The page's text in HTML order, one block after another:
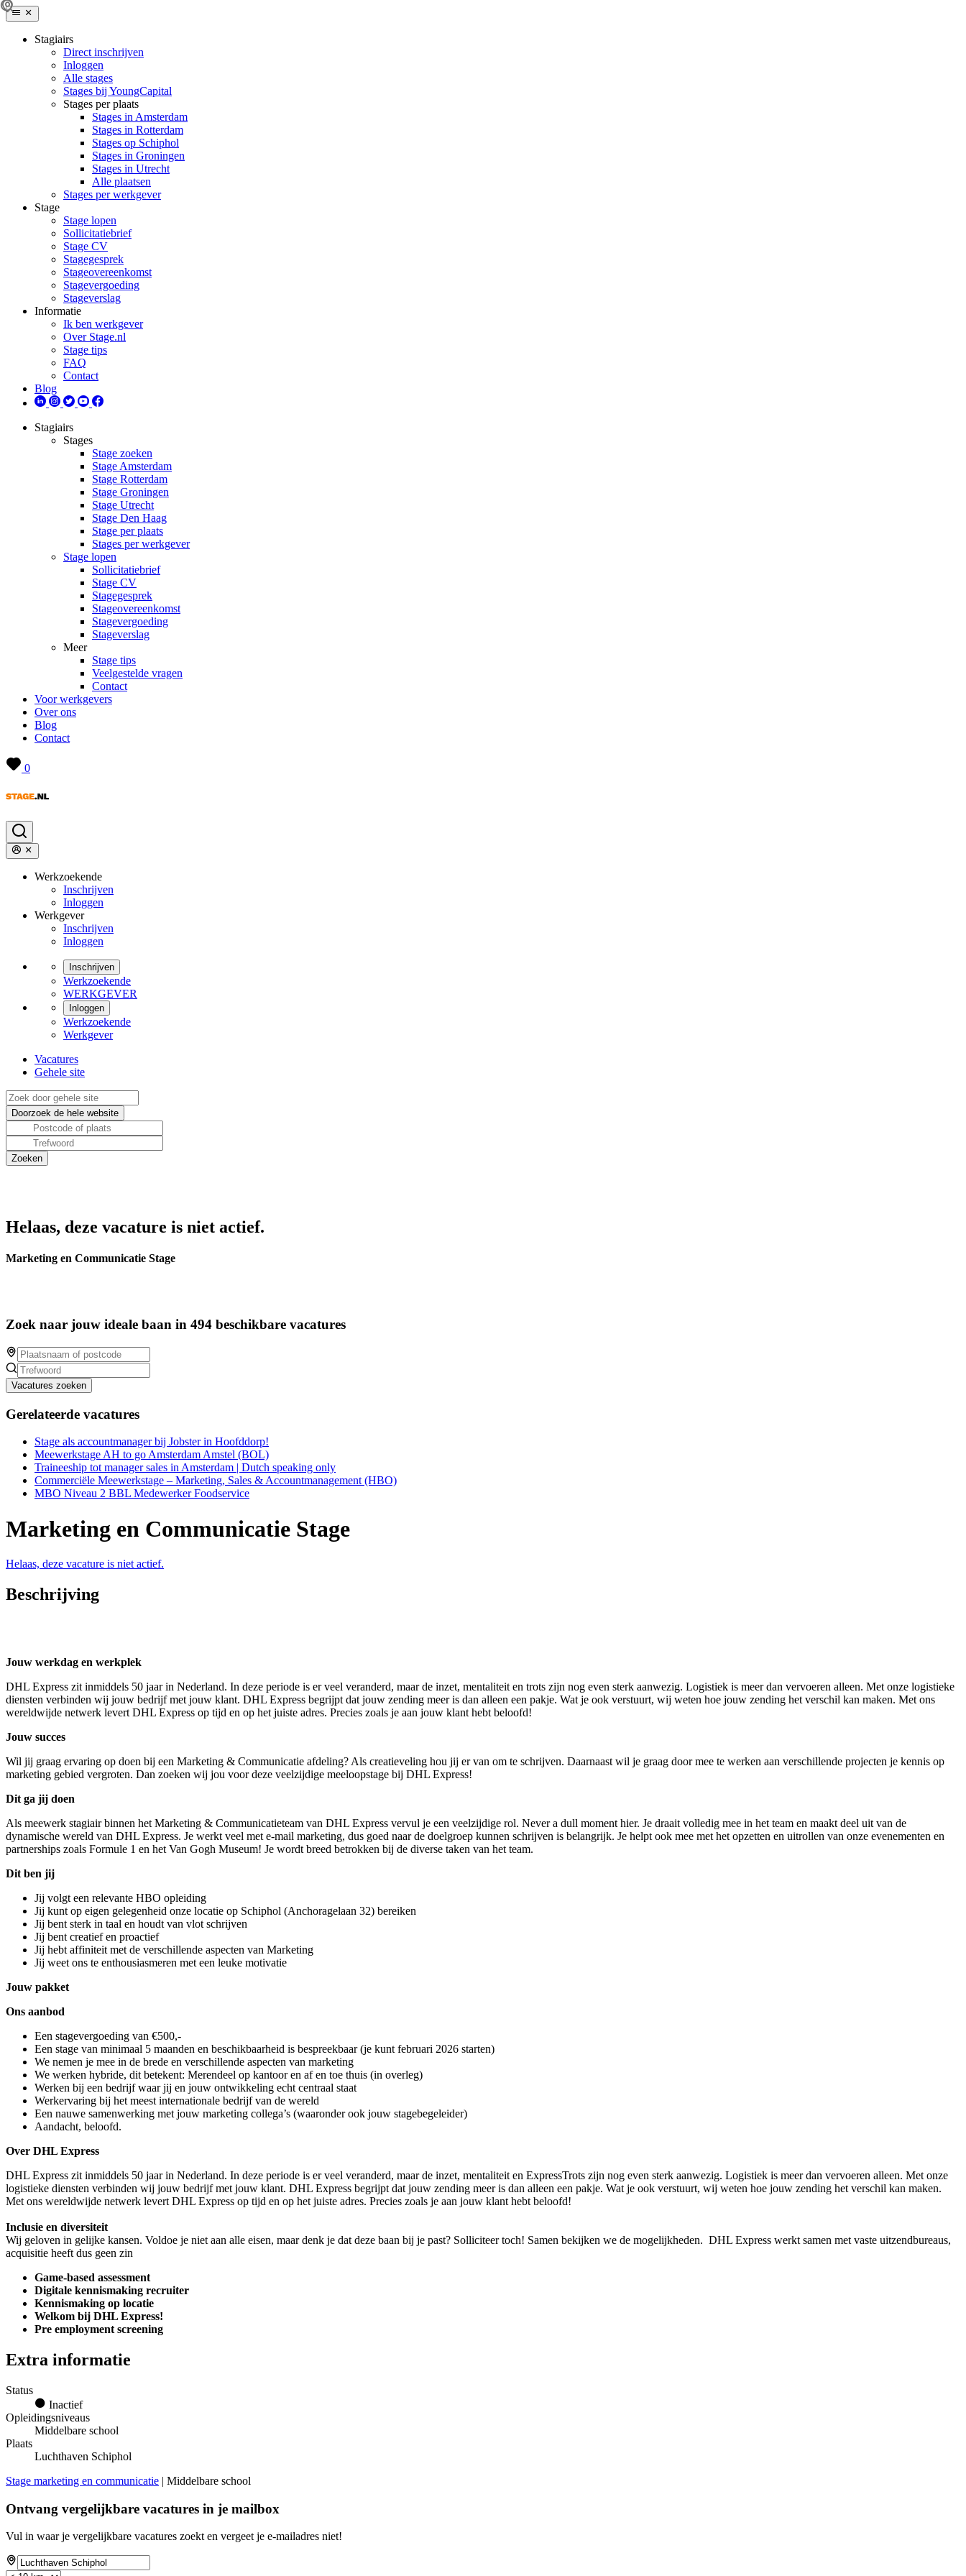
Stagiairs
Direct inschrijven
Inloggen
Alle stages
Stages bij YoungCapital
Stages per plaats
Stages in Amsterdam
Stages in Rotterdam
Stages op Schiphol
Stages in Groningen
Stages in Utrecht
Alle plaatsen
Stages per werkgever
Stage
Stage lopen
Sollicitatiebrief
Stage CV
Stagegesprek
Stageovereenkomst
Stagevergoeding
Stageverslag
Informatie
Ik ben werkgever
Over Stage.nl
Stage tips
FAQ
Contact
Blog
Stagiairs
Stages
Stage zoeken
Stage Amsterdam
Stage Rotterdam
Stage Groningen
Stage Utrecht
Stage Den Haag
Stage per plaats
Stages per werkgever
Stage lopen
Sollicitatiebrief
Stage CV
Stagegesprek
Stageovereenkomst
Stagevergoeding
Stageverslag
Meer
Stage tips
Veelgestelde vragen
Contact
Voor werkgevers
Over ons
Blog
Contact
0
Werkzoekende
Inschrijven
Inloggen
Werkgever
Inschrijven
Inloggen
Inschrijven
Werkzoekende
WERKGEVER
Inloggen
Werkzoekende
Werkgever
Vacatures
Gehele site
Helaas, deze vacature is niet actief.
Marketing en Communicatie Stage
Zoek naar jouw ideale baan in 494 beschikbare vacatures
Vacatures zoeken
Gerelateerde vacatures
Stage als accountmanager bij Jobster in Hoofddorp!
Meewerkstage AH to go Amsterdam Amstel (BOL)
Traineeship tot manager sales in Amsterdam | Dutch speaking only
Commerciële Meewerkstage – Marketing, Sales & Accountmanagement (HBO)
MBO Niveau 2 BBL Medewerker Foodservice
Marketing en Communicatie Stage
Helaas, deze vacature is niet actief.
Beschrijving
Jouw werkdag en werkplek
DHL Express zit inmiddels 50 jaar in Nederland. In deze periode is er veel veranderd, maar de inzet, mentaliteit en trots zijn nog even sterk aanwezig. Logistiek is meer dan vervoeren alleen. Met onze logistieke
diensten verbinden wij jouw bedrijf met jouw klant. DHL Express begrijpt dat jouw zending meer is dan alleen een pakje. Wat je ook verstuurt, wij weten hoe jouw zending het verschil kan maken. Met ons
wereldwijde netwerk levert DHL Express op tijd en op het juiste adres. Precies zoals je aan jouw klant hebt beloofd!
Jouw succes
Wil jij graag ervaring op doen bij een Marketing & Communicatie afdeling? Als creatieveling hou jij er van om te schrijven. Daarnaast wil je graag door mee te werken aan verschillende projecten je kennis op
marketing gebied vergroten. Dan zoeken wij jou voor deze veelzijdige meeloopstage bij DHL Express!
Dit ga jij doen
Als meewerk stagiair binnen het Marketing & Communicatieteam van DHL Express vervul je een veelzijdige rol. Never a dull moment hier. Je draait volledig mee in het team en maakt deel uit van de
dynamische wereld van DHL Express. Je werkt veel met e-mail marketing, dus goed naar de doelgroep kunnen schrijven is belangrijk. Je helpt ook mee met het opzetten en uitrollen van onze evenementen en
partnerships zoals Formule 1 en het Van Gogh Museum! Je wordt breed betrokken bij de diverse taken van het team.
Dit ben jij
Jij volgt een relevante HBO opleiding
Jij kunt op eigen gelegenheid onze locatie op Schiphol (Anchoragelaan 32) bereiken
Jij bent sterk in taal en houdt van vlot schrijven
Jij bent creatief en proactief
Jij hebt affiniteit met de verschillende aspecten van Marketing
Jij weet ons te enthousiasmeren met een leuke motivatie
Jouw pakket
Ons aanbod
Een stagevergoeding van €500,-
Een stage van minimaal 5 maanden en beschikbaarheid is bespreekbaar (je kunt februari 2026 starten)
We nemen je mee in de brede en verschillende aspecten van marketing
We werken hybride, dit betekent: Merendeel op kantoor en af en toe thuis (in overleg)
Werken bij een bedrijf waar jij en jouw ontwikkeling echt centraal staat
Werkervaring bij het meest internationale bedrijf van de wereld
Een nauwe samenwerking met jouw marketing collega’s (waaronder ook jouw stagebegeleider)
Aandacht, beloofd.
Over DHL Express
DHL Express zit inmiddels 50 jaar in Nederland. In deze periode is er veel veranderd, maar de inzet, mentaliteit en ExpressTrots zijn nog even sterk aanwezig. Logistiek is meer dan vervoeren alleen. Met onze
logistieke diensten verbinden wij jouw bedrijf met jouw klant. DHL Express begrijpt dat jouw zending meer is dan alleen een pakje. Wat je ook verstuurt, wij weten hoe jouw zending het verschil kan maken.
Met ons wereldwijde netwerk levert DHL Express op tijd en op het juiste adres. Precies zoals je aan jouw klant hebt beloofd!
Inclusie en diversiteit
Wij geloven in gelijke kansen. Voldoe je niet aan alle eisen, maar denk je dat deze baan bij je past? Solliciteer toch! Samen bekijken we de mogelijkheden. DHL Express werkt samen met vaste uitzendbureaus,
acquisitie heeft dus geen zin
Game-based assessment
Digitale kennismaking recruiter
Kennismaking op locatie
Welkom bij DHL Express!
Pre employment screening
Extra informatie
Status
Inactief
Opleidingsniveaus
Middelbare school
Plaats
Luchthaven Schiphol
Stage marketing en communicatie | Middelbare school
Ontvang vergelijkbare vacatures in je mailbox
Vul in waar je vergelijkbare vacatures zoekt en vergeet je e-mailadres niet!